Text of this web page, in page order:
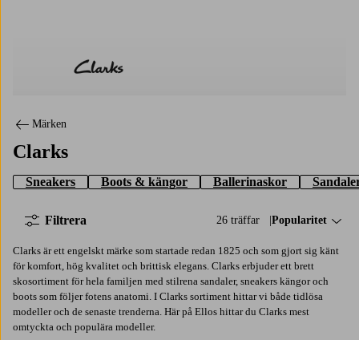
Märken
Clarks
Sneakers Boots & kängor Ballerinaskor
26 träffar Sortera på:
Popularitet
Filtrera
Clarks är ett engelskt märke som startade redan 1825 och som gjort sig känt
för komfort, hög kvalitet och brittisk elegans. Clarks erbjuder ett brett
skosortiment för hela familjen med stilrena sandaler, sneakers kängor och
boots som följer fotens anatomi. I Clarks sortiment hittar vi både tidlösa
modeller och de senaste trenderna. Här på Ellos hittar du Clarks mest
omtyckta och populära modeller.